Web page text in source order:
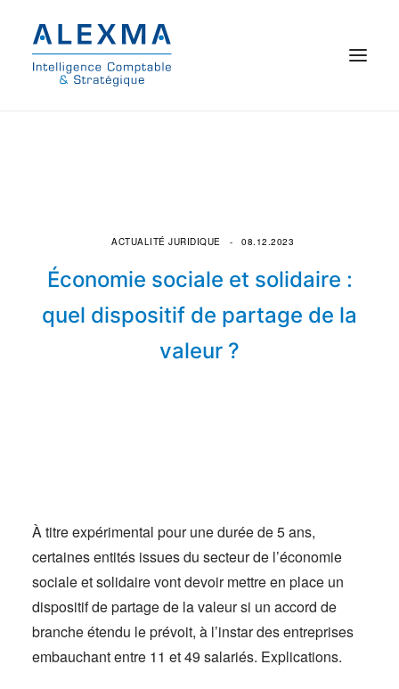
On parle de nous
© 2021 Alexma
Économie sociale et solidaire :
quel dispositif de partage de la
valeur ?
08.12.2023
ACTUALITÉ JURIDIQUE
À titre expérimental pour une durée de 5 ans,
certaines entités issues du secteur de l’économie
sociale et solidaire vont devoir mettre en place un
dispositif de partage de la valeur si un accord de
branche étendu le prévoit, à l’instar des entreprises
embauchant entre 11 et 49 salariés. Explications.